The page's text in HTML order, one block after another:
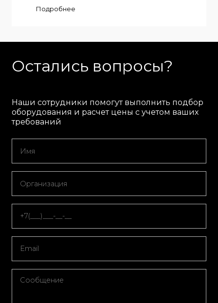
Подробнее
Остались вопросы?
Наши сотрудники помогут выполнить подбор
оборудования и расчет цены с учетом ваших
требований